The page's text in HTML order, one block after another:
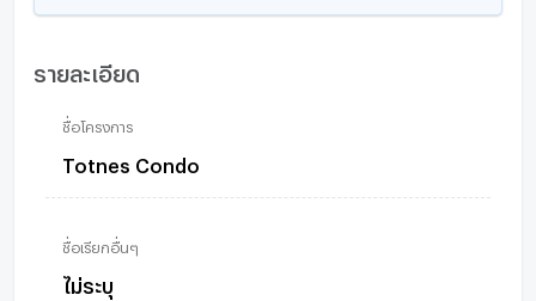
รายละเอียด
ชื่อโครงการ
Totnes Condo
ชื่อเรียกอื่นๆ
ไม่ระบุ